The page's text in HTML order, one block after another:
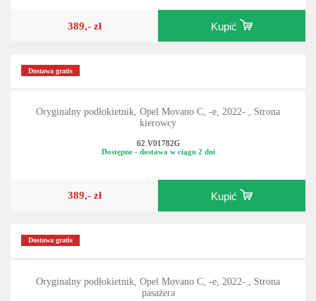
389,- zł Kupić
Dostawa gratis
Oryginalny podłokietnik, Opel Movano C, -e, 2022- , Strona
kierowcy
62.V01782G
Dostępne - dostawa w ciągu 2 dni
389,- zł Kupić
Dostawa gratis
Oryginalny podłokietnik, Opel Movano C, -e, 2022- , Strona
pasażera